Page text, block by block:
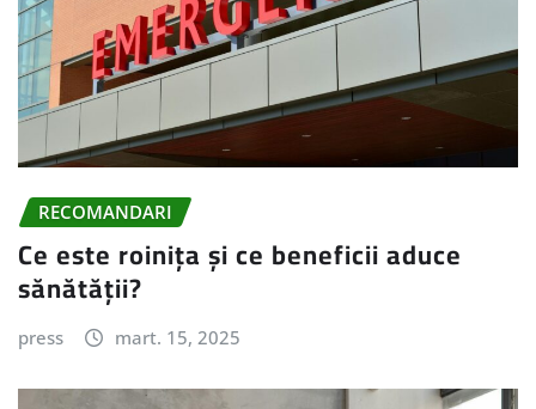
RECOMANDARI
Ce este roinița și ce beneficii aduce
sănătății?
press mart. 15, 2025